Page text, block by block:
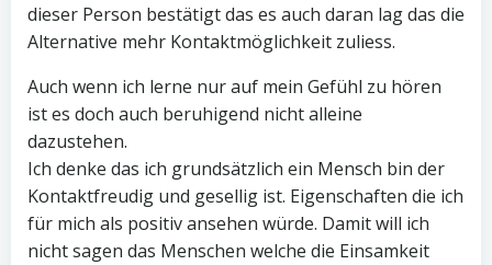
dieser Person bestätigt das es auch daran lag das die
Alternative mehr Kontaktmöglichkeit zuliess.
Auch wenn ich lerne nur auf mein Gefühl zu hören
ist es doch auch beruhigend nicht alleine
dazustehen.
Ich denke das ich grundsätzlich ein Mensch bin der
Kontaktfreudig und gesellig ist. Eigenschaften die ich
für mich als positiv ansehen würde. Damit will ich
nicht sagen das Menschen welche die Einsamkeit